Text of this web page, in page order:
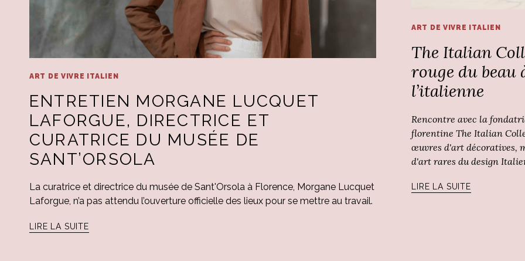
ART DE VIVRE ITALIEN
ENTRETIEN MORGANE LUCQUET
LAFORGUE, DIRECTRICE ET
CURATRICE DU MUSÉE DE
SANT’ORSOLA
La curatrice et directrice du musée de Sant'Orsola à Florence, Morgane Lucquet
Laforgue, n’a pas attendu l’ouverture officielle des lieux pour se mettre au travail.
LIRE LA SUITE
ART DE VIVRE ITALIEN
The Italian
rouge du beau
l’italienne
Rencontre avec la
florentine The Italian
œuvres d'art décoratives,
d'art rares du design
LIRE LA SUITE